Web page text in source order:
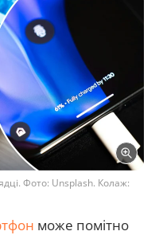
Фото: Unsplash. Колаж:
може помітно